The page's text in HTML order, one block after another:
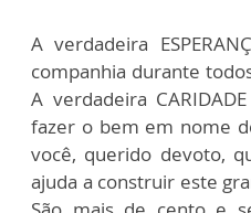
A verdadeira
companhia durante
A verdadeira
fazer o bem em nome
você, querido devoto,
ajuda a construir este